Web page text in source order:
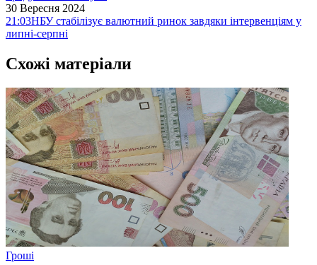
30 Вересня 2024
21:03НБУ стабілізує валютний ринок завдяки інтервенціям у
липні-серпні
Схожі матеріали
Гроші